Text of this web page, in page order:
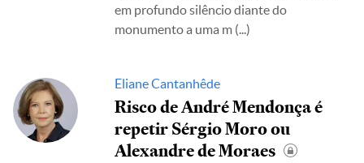
em profundo silêncio diante do
monumento a uma m (...)
Eliane Cantanhêde
Risco de André Mendonça é
repetir Sérgio Moro ou
Alexandre de Moraes